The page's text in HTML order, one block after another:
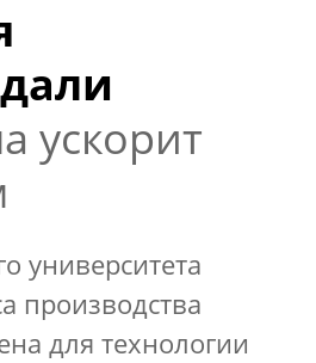
ускорит
университета
производства
для технологии